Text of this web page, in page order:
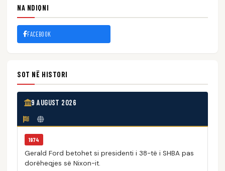
NA NDIQNI
FACEBOOK
SOT NË HISTORI
9 AUGUST 2026
1974
Gerald Ford betohet si presidenti i 38-të i SHBA pas
dorëheqjes së Nixon-it.